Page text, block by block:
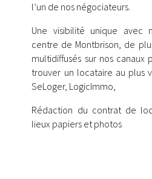
l’un de nos négociateurs.
Une visibilité unique avec
centre de Montbrison, de
multidiffusés sur nos canaux
trouver un locataire au plus
SeLoger, LogicImmo,
Rédaction du contrat de
lieux papiers et photos